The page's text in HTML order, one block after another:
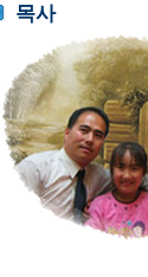
목사